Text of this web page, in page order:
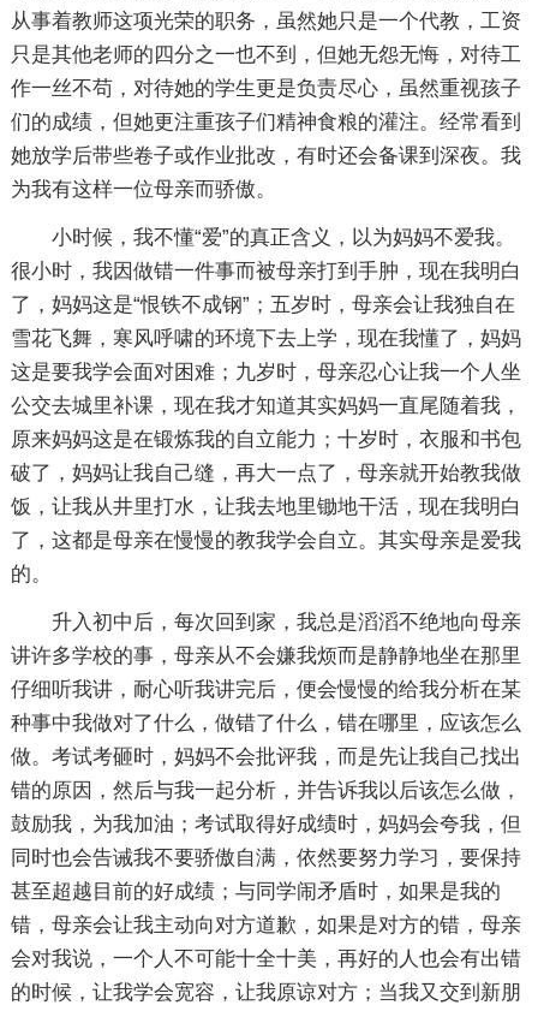
从事着教师这项光荣的职务，虽然她只是一个代教，工资
只是其他老师的四分之一也不到，但她无怨无悔，对待工
作一丝不苟，对待她的学生更是负责尽心，虽然重视孩子
们的成绩，但她更注重孩子们精神食粮的灌注。经常看到
她放学后带些卷子或作业批改，有时还会备课到深夜。我
为我有这样一位母亲而骄傲。
小时候，我不懂“爱”的真正含义，以为妈妈不爱我。
很小时，我因做错一件事而被母亲打到手肿，现在我明白
了，妈妈这是“恨铁不成钢”；五岁时，母亲会让我独自在
雪花飞舞，寒风呼啸的环境下去上学，现在我懂了，妈妈
这是要我学会面对困难；九岁时，母亲忍心让我一个人坐
公交去城里补课，现在我才知道其实妈妈一直尾随着我，
原来妈妈这是在锻炼我的自立能力；十岁时，衣服和书包
破了，妈妈让我自己缝，再大一点了，母亲就开始教我做
饭，让我从井里打水，让我去地里锄地干活，现在我明白
了，这都是母亲在慢慢的教我学会自立。其实母亲是爱我
的。
升入初中后，每次回到家，我总是滔滔不绝地向母亲
讲许多学校的事，母亲从不会嫌我烦而是静静地坐在那里
仔细听我讲，耐心听我讲完后，便会慢慢的给我分析在某
种事中我做对了什么，做错了什么，错在哪里，应该怎么
做。考试考砸时，妈妈不会批评我，而是先让我自己找出
错的原因，然后与我一起分析，并告诉我以后该怎么做，
鼓励我，为我加油；考试取得好成绩时，妈妈会夸我，但
同时也会告诫我不要骄傲自满，依然要努力学习，要保持
甚至超越目前的好成绩；与同学闹矛盾时，如果是我的
错，母亲会让我主动向对方道歉，如果是对方的错，母亲
会对我说，一个人不可能十全十美，再好的人也会有出错
的时候，让我学会宽容，让我原谅对方；当我又交到新朋